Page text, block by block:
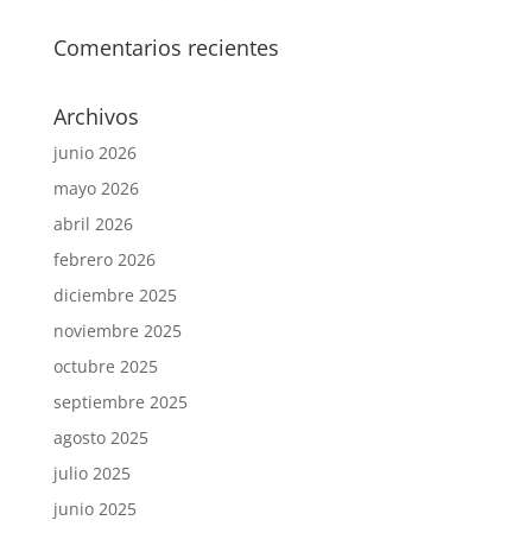
Comentarios recientes
Archivos
junio 2026
mayo 2026
abril 2026
febrero 2026
diciembre 2025
noviembre 2025
octubre 2025
septiembre 2025
agosto 2025
julio 2025
junio 2025